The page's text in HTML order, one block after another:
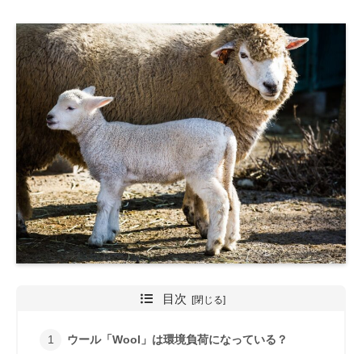
目次
ウール「Wool」は環境負荷になっている？